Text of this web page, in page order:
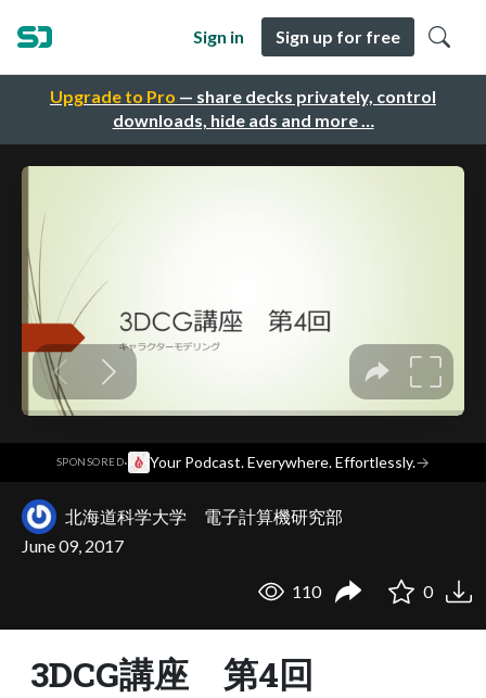
Upgrade to Pro — share decks privately, control
downloads, hide ads and more …
Sign in Sign up for free
SPONSORED· Your Podcast. Everywhere. Effortlessly.→
北海道科学大学 電子計算機研究部
June 09, 2017
110 0
3DCG講座 第4回